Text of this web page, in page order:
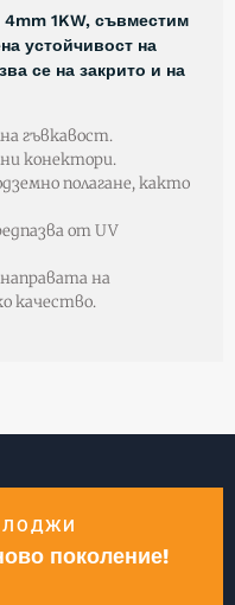
1KW, съвместим
устойчивост на
се на закрито и на
гъвкавост.
конектори.
полагане, както
от UV
на
качество.
поколение!